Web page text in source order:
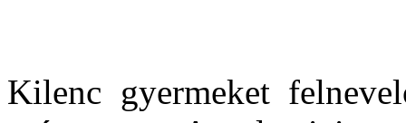
Kilenc gyermeket